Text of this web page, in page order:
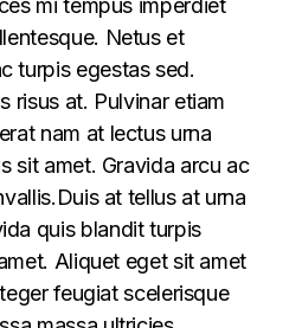
mi tempus imperdiet
Netus et
turpis egestas sed.
risus at. Pulvinar etiam
nam at lectus urna
sit amet. Gravida arcu ac
at tellus at urna
quis blandit turpis
Aliquet eget sit amet
feugiat scelerisque